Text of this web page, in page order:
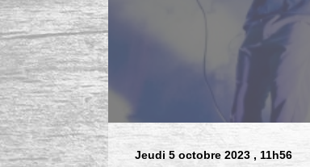
Jeudi 5 octobre 2023 , 11h56